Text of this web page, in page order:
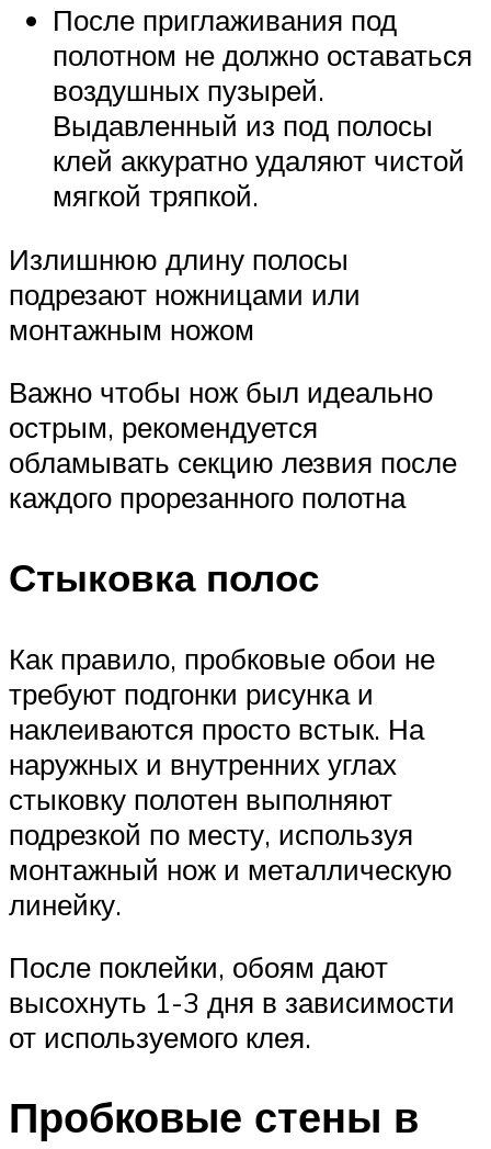
После приглаживания под
полотном не должно оставаться
воздушных пузырей.
Выдавленный из под полосы
клей аккуратно удаляют чистой
мягкой тряпкой.
Излишнюю длину полосы
подрезают ножницами или
монтажным ножом
Важно чтобы нож был идеально
острым, рекомендуется
обламывать секцию лезвия после
каждого прорезанного полотна
Стыковка полос
Как правило, пробковые обои не
требуют подгонки рисунка и
наклеиваются просто встык. На
наружных и внутренних углах
стыковку полотен выполняют
подрезкой по месту, используя
монтажный нож и металлическую
линейку.
После поклейки, обоям дают
высохнуть 1-3 дня в зависимости
от используемого клея.
Пробковые стены в